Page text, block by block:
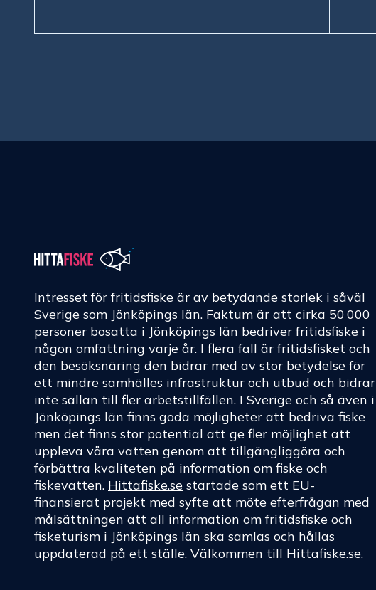
Intresset för fritidsfiske är av betydande storlek i såväl
Sverige som Jönköpings län. Faktum är att cirka 50 000
personer bosatta i Jönköpings län bedriver fritidsfiske i
någon omfattning varje år. I flera fall är fritidsfisket och
den besöksnäring den bidrar med av stor betydelse för
ett mindre samhälles infrastruktur och utbud och bidrar
inte sällan till fler arbetstillfällen. I Sverige och så även i
Jönköpings län finns goda möjligheter att bedriva fiske
men det finns stor potential att ge fler möjlighet att
uppleva våra vatten genom att tillgängliggöra och
förbättra kvaliteten på information om fiske och
fiskevatten. Hittafiske.se startade som ett EU-
finansierat projekt med syfte att möte efterfrågan med
målsättningen att all information om fritidsfiske och
fisketurism i Jönköpings län ska samlas och hållas
uppdaterad på ett ställe. Välkommen till Hittafiske.se.